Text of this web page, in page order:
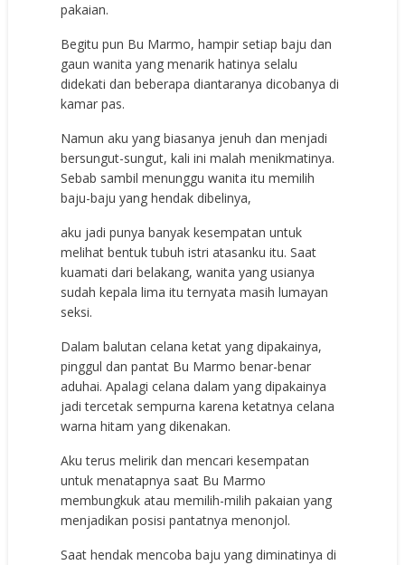
pakaian.
Begitu pun Bu Marmo, hampir setiap baju dan
gaun wanita yang menarik hatinya selalu
didekati dan beberapa diantaranya dicobanya di
kamar pas.
Namun aku yang biasanya jenuh dan menjadi
bersungut-sungut, kali ini malah menikmatinya.
Sebab sambil menunggu wanita itu memilih
baju-baju yang hendak dibelinya,
aku jadi punya banyak kesempatan untuk
melihat bentuk tubuh istri atasanku itu. Saat
kuamati dari belakang, wanita yang usianya
sudah kepala lima itu ternyata masih lumayan
seksi.
Dalam balutan celana ketat yang dipakainya,
pinggul dan pantat Bu Marmo benar-benar
aduhai. Apalagi celana dalam yang dipakainya
jadi tercetak sempurna karena ketatnya celana
warna hitam yang dikenakan.
Aku terus melirik dan mencari kesempatan
untuk menatapnya saat Bu Marmo
membungkuk atau memilih-milih pakaian yang
menjadikan posisi pantatnya menonjol.
Saat hendak mencoba baju yang diminatinya di